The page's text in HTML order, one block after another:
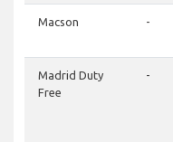
Macson -
Madrid Duty
Free
-